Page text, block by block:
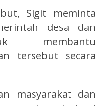
Sigit meminta
desa dan
membantu
tersebut secara
masyarakat dan